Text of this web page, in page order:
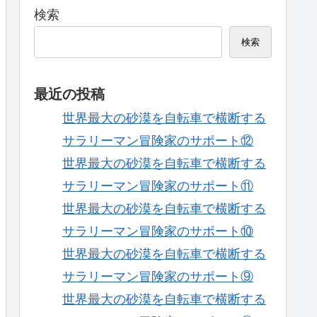
検索
検索
最近の投稿
世界最大の砂漠を自転車で横断する
サラリーマン冒険家のサポート⑫
世界最大の砂漠を自転車で横断する
サラリーマン冒険家のサポート⑪
世界最大の砂漠を自転車で横断する
サラリーマン冒険家のサポート⑩
世界最大の砂漠を自転車で横断する
サラリーマン冒険家のサポート⑨
世界最大の砂漠を自転車で横断する